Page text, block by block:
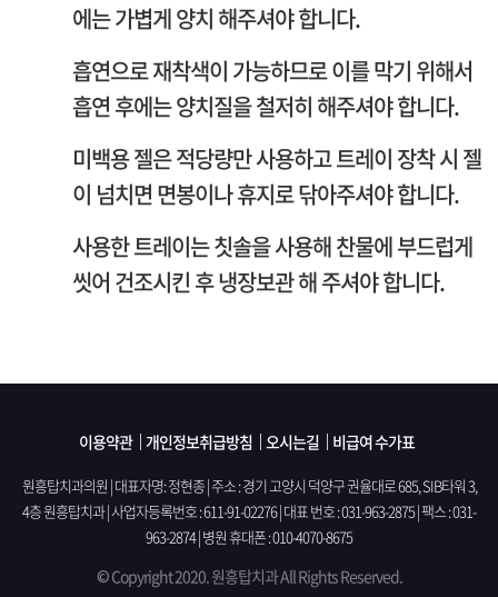
에는 가볍게 양치 해주셔야 합니다.
흡연으로 재착색이 가능하므로 이를 막기 위해서
흡연 후에는 양치질을 철저히 해주셔야 합니다.
미백용 젤은 적당량만 사용하고 트레이 장착 시 젤
이 넘치면 면봉이나 휴지로 닦아주셔야 합니다.
사용한 트레이는 칫솔을 사용해 찬물에 부드럽게
씻어 건조시킨 후 냉장보관 해 주셔야 합니다.
이용약관 개인정보취급방침 오시는길 비급여 수가표
원흥탑치과의원 | 대표자명: 정현종 | 주소 : 경기 고양시 덕양구 권율대로 685, SIB타워 3,
4층 원흥탑치과|사업자등록번호 : 611-91-02276 | 대표 번호 : 031-963-2875 | 팩스 : 031-
963-2874 | 병원 휴대폰 : 010-4070-8675
© Copyright 2020. 원흥탑치과 All Rights Reserved.